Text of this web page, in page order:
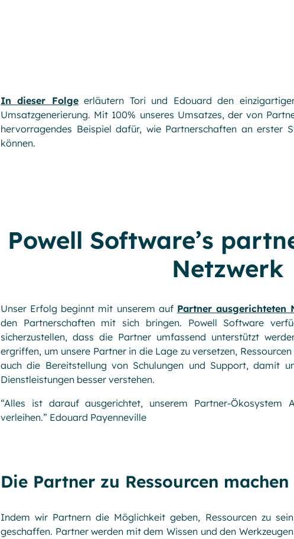
In dieser Folgeerläutern Tori und Edouard den
Umsatzgenerierung. Mit 100% unseres Umsatzes, der von
hervorragendes Beispiel dafür, wie Partnerschaften an erster
können.
Powell Software’s
Netzwerk
Unser Erfolg beginnt mit unserem auf Partner ausgerichteten
den Partnerschaften mit sich bringen. Powell Software
sicherzustellen, dass die Partner umfassend unterstützt
ergriffen, um unsere Partner in die Lage zu versetzen,
auch die Bereitstellung von Schulungen und Support, damit
Dienstleistungen besser verstehen.
“Alles ist darauf ausgerichtet, unserem Partner-Ökosystem
verleihen.” Edouard Payenneville
Die Partner zu Ressourcen machen
Indem wir Partnern die Möglichkeit geben, Ressourcen zu
geschaffen. Partner werden mit dem Wissen und den